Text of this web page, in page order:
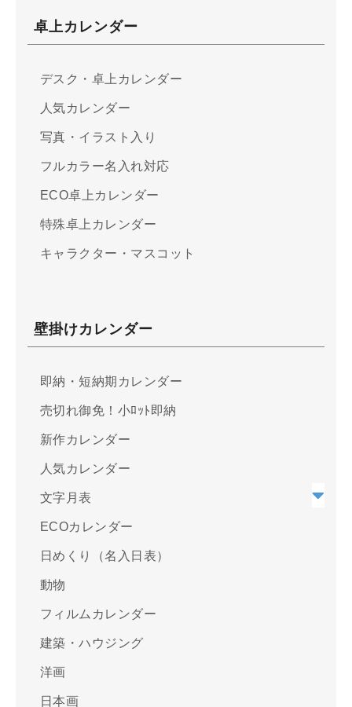
卓上カレンダー
デスク・卓上カレンダー
人気カレンダー
写真・イラスト入り
フルカラー名入れ対応
ECO卓上カレンダー
特殊卓上カレンダー
キャラクター・マスコット
壁掛けカレンダー
即納・短納期カレンダー
売切れ御免！小ﾛｯﾄ即納
新作カレンダー
人気カレンダー
文字月表
ECOカレンダー
日めくり（名入日表）
動物
フィルムカレンダー
建築・ハウジング
洋画
日本画